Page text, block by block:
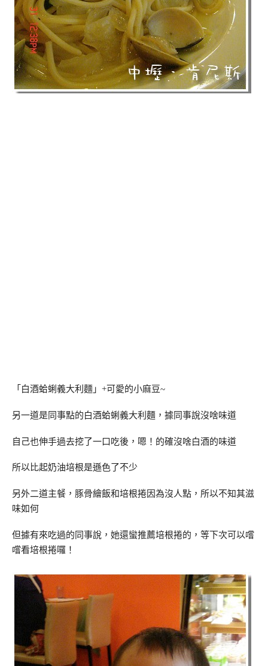
「白酒蛤蜊義大利麵」+可愛的小麻豆~
另一道是同事點的白酒蛤蜊義大利麵，據同事說沒啥味道
自己也伸手過去挖了一口吃後，嗯！的確沒啥白酒的味道
所以比起奶油培根是遜色了不少
另外二道主餐，豚骨繪飯和培根捲因為沒人點，所以不知其滋
味如何
但據有來吃過的同事說，她還蠻推薦培根捲的，等下次可以嚐
嚐看培根捲囉！